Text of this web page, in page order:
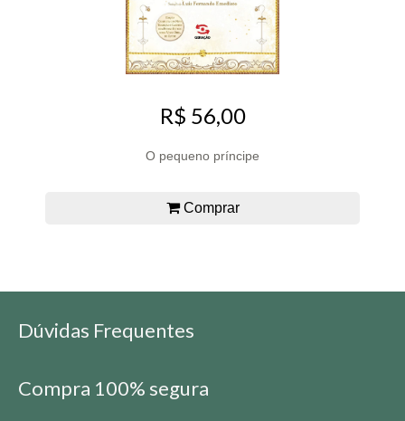
R$ 56,00
O pequeno príncipe
Comprar
Dúvidas Frequentes
Compra 100% segura